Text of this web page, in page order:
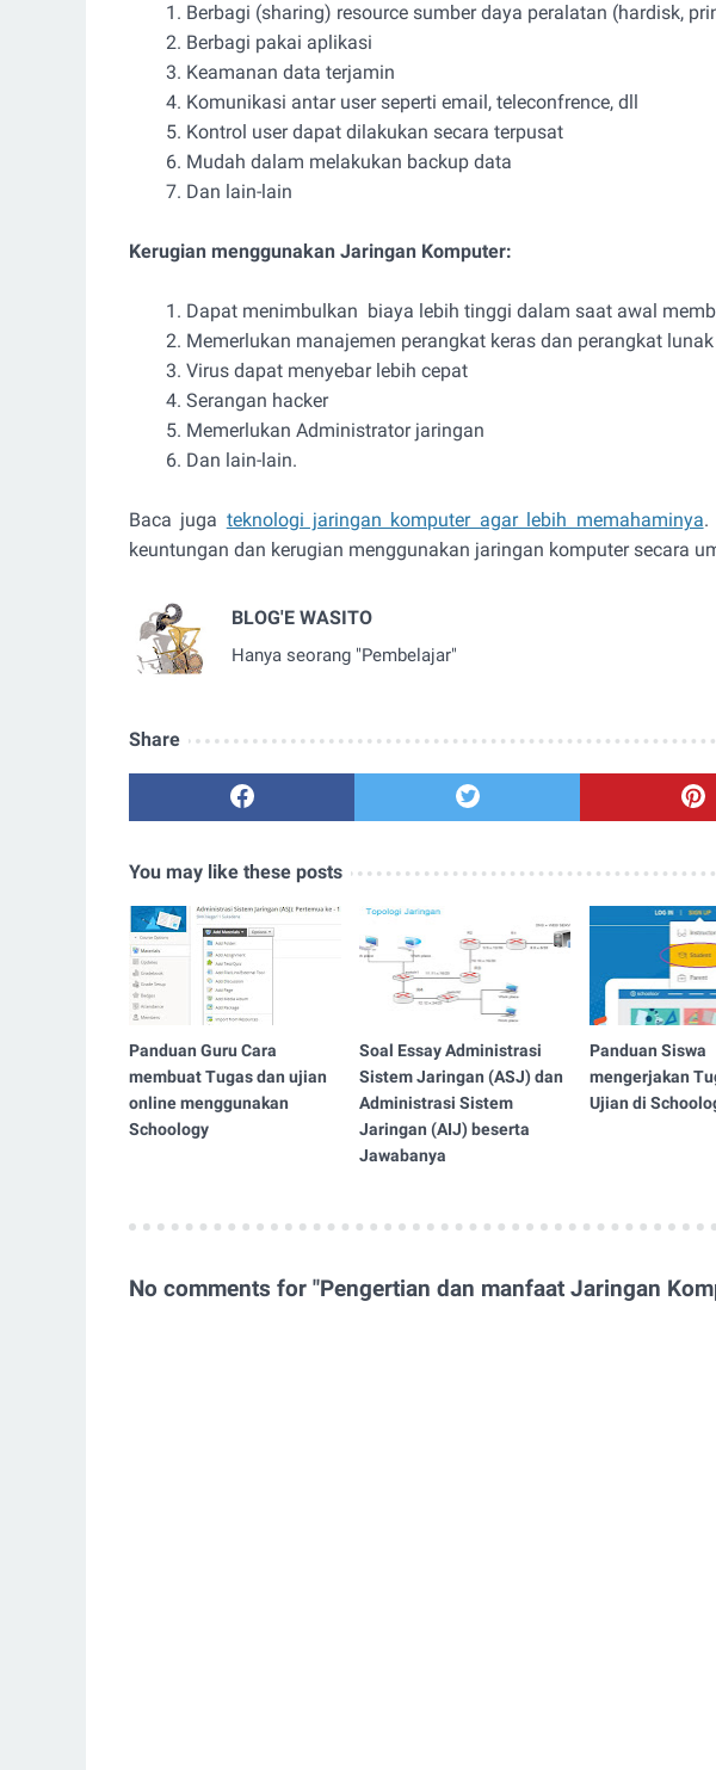
Berbagi (sharing) resource sumber daya peralatan (hardisk,
Berbagi pakai aplikasi
Keamanan data terjamin
Komunikasi antar user seperti email, teleconfrence, dll
Kontrol user dapat dilakukan secara terpusat
Mudah dalam melakukan backup data
Dan lain-lain
Kerugian menggunakan Jaringan Komputer:
Dapat menimbulkan biaya lebih tinggi dalam saat awal
Memerlukan manajemen perangkat keras dan perangkat lunak
Virus dapat menyebar lebih cepat
Serangan hacker
Memerlukan Administrator jaringan
Dan lain-lain.
Baca juga teknologi jaringan komputer agar lebih memahaminya.
keuntungan dan kerugian menggunakan jaringan komputer secara
BLOG'E WASITO
Hanya seorang "Pembelajar"
Share
You may like these posts
Panduan Guru Cara
membuat Tugas dan ujian
online menggunakan
Schoology
Soal Essay Administrasi
Sistem Jaringan (ASJ) dan
Administrasi Sistem
Jaringan (AIJ) beserta
Jawabanya
Panduan Siswa
mengerjakan
Ujian di
No comments for "Pengertian dan manfaat Jaringan